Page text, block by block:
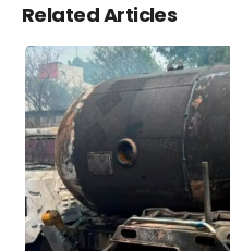
Related Articles